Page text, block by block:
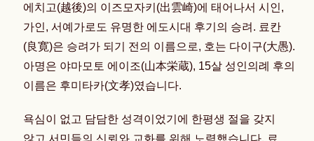
에치고(越後)의 이즈모자키(出雲崎)에 태어나서 시인,
가인, 서예가로도 유명한 에도시대 후기의 승려. 료칸
(良寛)은 승려가 되기 전의 이름으로, 호는 다이구(大愚).
아명은 야마모토 에이조(山本栄蔵), 15살 성인의례 후의
이름은 후미타카(文孝)였습니다.
욕심이 없고 담담한 성격이었기에 한평생 절을 갖지
않고 서민들의 신뢰와 교화를 위해 노력했습니다. 료